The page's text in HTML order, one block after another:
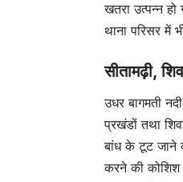
खतरा उत्पन्न
थाना परिसर
सीतामढ़ी,
उधर बागमती
प्रखंडों तथा
बांध के टूट जाने
करने की कोशिश